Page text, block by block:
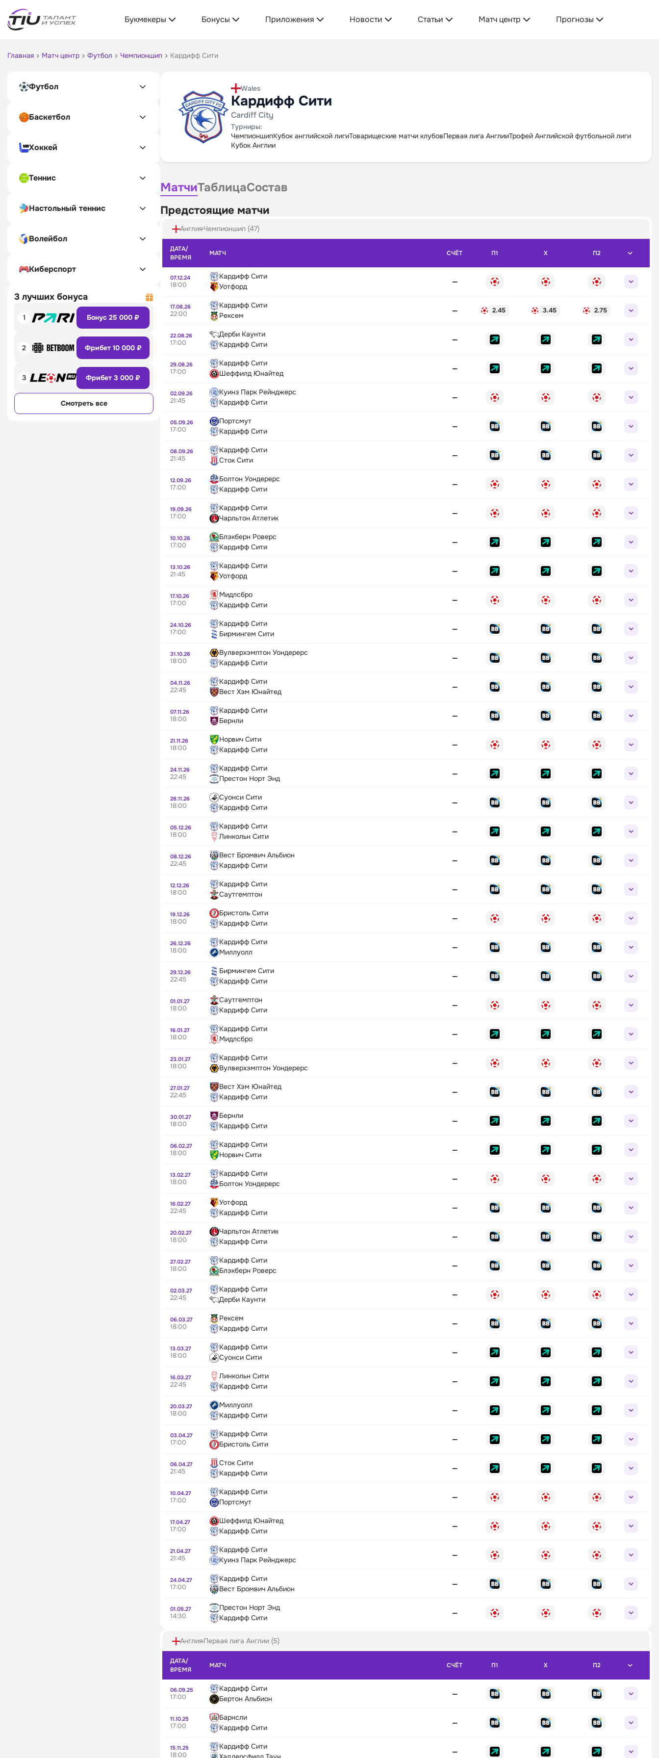
Букмекеры Бонусы Приложения Новости Статьи Матч центр Прогнозы
Главная Матч центр Футбол Чемпионшип Кардифф Сити
Футбол
Баскетбол
Хоккей
Теннис
Настольный теннис
Волейбол
Киберспорт
3 лучших бонуса
1 Бонус 25 000 ₽
2 Фрибет 10 000 ₽
3 Фрибет 3 000 ₽
Смотреть все
Wales
Кардифф Сити
Cardiff City
Турниры:
ЧемпионшипКубок английской лигиТоварищеские матчи клубовПервая лига АнглииТрофей Английской футбольной лиги
Кубок Англии
МатчиТаблицаСостав
Предстоящие матчи
АнглияЧемпионшип (47)
ДАТА/
ВРЕМЯ
МАТЧ СЧЁТ П1 X П2
07.12.24
18:00
Кардифф Сити
Уотфорд
—
17.08.26
22:00
Кардифф Сити
Рексем
— 2.45 3.45 2.75
22.08.26
17:00
Дерби Каунти
Кардифф Сити
—
29.08.26
17:00
Кардифф Сити
Шеффилд Юнайтед
—
02.09.26
21:45
Куинз Парк Рейнджерс
Кардифф Сити
—
05.09.26
17:00
Портсмут
Кардифф Сити
—
08.09.26
21:45
Кардифф Сити
Сток Сити
—
12.09.26
17:00
Болтон Уондерерс
Кардифф Сити
—
19.09.26
17:00
Кардифф Сити
Чарльтон Атлетик
—
10.10.26
17:00
Блэкберн Роверс
Кардифф Сити
—
13.10.26
21:45
Кардифф Сити
Уотфорд
—
17.10.26
17:00
Мидлсбро
Кардифф Сити
—
24.10.26
17:00
Кардифф Сити
Бирмингем Сити
—
31.10.26
18:00
Вулверхэмптон Уондерерс
Кардифф Сити
—
04.11.26
22:45
Кардифф Сити
Вест Хэм Юнайтед
—
07.11.26
18:00
Кардифф Сити
Бернли
—
21.11.26
18:00
Норвич Сити
Кардифф Сити
—
24.11.26
22:45
Кардифф Сити
Престон Норт Энд
—
28.11.26
18:00
Суонси Сити
Кардифф Сити
—
05.12.26
18:00
Кардифф Сити
Линкольн Сити
—
08.12.26
22:45
Вест Бромвич Альбион
Кардифф Сити
—
12.12.26
18:00
Кардифф Сити
Саутгемптон
—
19.12.26
18:00
Бристоль Сити
Кардифф Сити
—
26.12.26
18:00
Кардифф Сити
Миллуолл
—
29.12.26
22:45
Бирмингем Сити
Кардифф Сити
—
01.01.27
18:00
Саутгемптон
Кардифф Сити
—
16.01.27
18:00
Кардифф Сити
Мидлсбро
—
23.01.27
18:00
Кардифф Сити
Вулверхэмптон Уондерерс
—
27.01.27
22:45
Вест Хэм Юнайтед
Кардифф Сити
—
30.01.27
18:00
Бернли
Кардифф Сити
—
06.02.27
18:00
Кардифф Сити
Норвич Сити
—
13.02.27
18:00
Кардифф Сити
Болтон Уондерерс
—
16.02.27
22:45
Уотфорд
Кардифф Сити
—
20.02.27
18:00
Чарльтон Атлетик
Кардифф Сити
—
27.02.27
18:00
Кардифф Сити
Блэкберн Роверс
—
02.03.27
22:45
Кардифф Сити
Дерби Каунти
—
06.03.27
18:00
Рексем
Кардифф Сити
—
13.03.27
18:00
Кардифф Сити
Суонси Сити
—
16.03.27
22:45
Линкольн Сити
Кардифф Сити
—
20.03.27
18:00
Миллуолл
Кардифф Сити
—
03.04.27
17:00
Кардифф Сити
Бристоль Сити
—
06.04.27
21:45
Сток Сити
Кардифф Сити
—
10.04.27
17:00
Кардифф Сити
Портсмут
—
17.04.27
17:00
Шеффилд Юнайтед
Кардифф Сити
—
21.04.27
21:45
Кардифф Сити
Куинз Парк Рейнджерс
—
24.04.27
17:00
Кардифф Сити
Вест Бромвич Альбион
—
01.05.27
14:30
Престон Норт Энд
Кардифф Сити
—
АнглияПервая лига Англии (5)
ДАТА/
ВРЕМЯ
МАТЧ СЧЁТ П1 X П2
06.09.25
17:00
Кардифф Сити
Бертон Альбион
—
11.10.25
17:00
Барнсли
Кардифф Сити
—
15.11.25
18:00
Кардифф Сити
—